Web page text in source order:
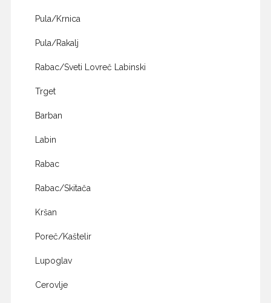
Pula/Krnica
Pula/Rakalj
Rabac/Sveti Lovreč Labinski
Trget
Barban
Labin
Rabac
Rabac/Skitača
Kršan
Poreč/Kaštelir
Lupoglav
Cerovlje